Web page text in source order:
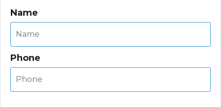
Name
Phone